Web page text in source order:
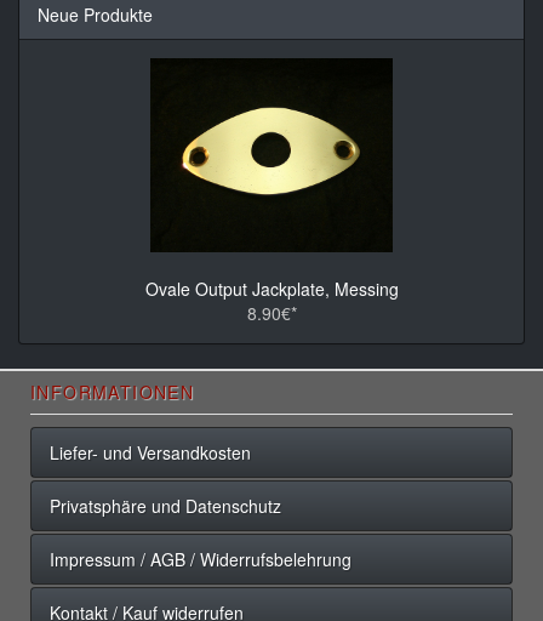
Neue Produkte
Ovale Output Jackplate, Messing
8.90€*
INFORMATIONEN
Liefer- und Versandkosten
Privatsphäre und Datenschutz
Impressum / AGB / Widerrufsbelehrung
Kontakt / Kauf widerrufen